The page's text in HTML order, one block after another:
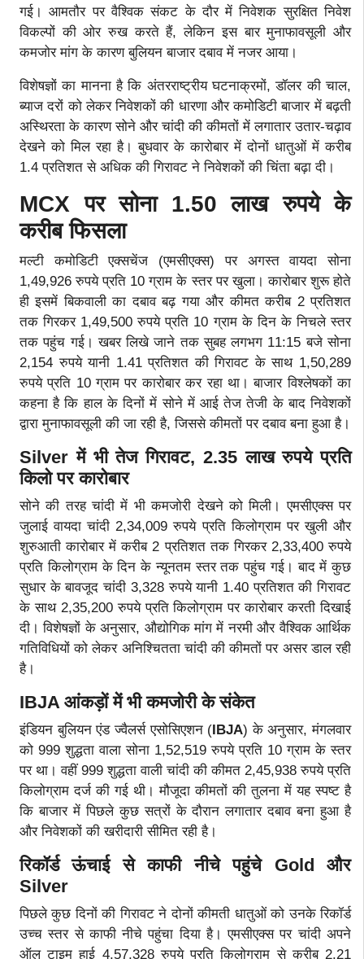
गई। आमतौर पर वैश्विक संकट के दौर में निवेशक सुरक्षित निवेश
विकल्पों की ओर रुख करते हैं, लेकिन इस बार मुनाफावसूली और
कमजोर मांग के कारण बुलियन बाजार दबाव में नजर आया।
विशेषज्ञों का मानना है कि अंतरराष्ट्रीय घटनाक्रमों, डॉलर की चाल,
ब्याज दरों को लेकर निवेशकों की धारणा और कमोडिटी बाजार में बढ़ती
अस्थिरता के कारण सोने और चांदी की कीमतों में लगातार उतार-चढ़ाव
देखने को मिल रहा है। बुधवार के कारोबार में दोनों धातुओं में करीब
1.4 प्रतिशत से अधिक की गिरावट ने निवेशकों की चिंता बढ़ा दी।
MCX पर सोना 1.50 लाख रुपये के
करीब फिसला
मल्टी कमोडिटी एक्सचेंज (एमसीएक्स) पर अगस्त वायदा सोना
1,49,926 रुपये प्रति 10 ग्राम के स्तर पर खुला। कारोबार शुरू होते
ही इसमें बिकवाली का दबाव बढ़ गया और कीमत करीब 2 प्रतिशत
तक गिरकर 1,49,500 रुपये प्रति 10 ग्राम के दिन के निचले स्तर
तक पहुंच गई। खबर लिखे जाने तक सुबह लगभग 11:15 बजे सोना
2,154 रुपये यानी 1.41 प्रतिशत की गिरावट के साथ 1,50,289
रुपये प्रति 10 ग्राम पर कारोबार कर रहा था। बाजार विश्लेषकों का
कहना है कि हाल के दिनों में सोने में आई तेज तेजी के बाद निवेशकों
द्वारा मुनाफावसूली की जा रही है, जिससे कीमतों पर दबाव बना हुआ है।
Silver में भी तेज गिरावट, 2.35 लाख रुपये प्रति
किलो पर कारोबार
सोने की तरह चांदी में भी कमजोरी देखने को मिली। एमसीएक्स पर
जुलाई वायदा चांदी 2,34,009 रुपये प्रति किलोग्राम पर खुली और
शुरुआती कारोबार में करीब 2 प्रतिशत तक गिरकर 2,33,400 रुपये
प्रति किलोग्राम के दिन के न्यूनतम स्तर तक पहुंच गई। बाद में कुछ
सुधार के बावजूद चांदी 3,328 रुपये यानी 1.40 प्रतिशत की गिरावट
के साथ 2,35,200 रुपये प्रति किलोग्राम पर कारोबार करती दिखाई
दी। विशेषज्ञों के अनुसार, औद्योगिक मांग में नरमी और वैश्विक आर्थिक
गतिविधियों को लेकर अनिश्चितता चांदी की कीमतों पर असर डाल रही
है।
IBJA आंकड़ों में भी कमजोरी के संकेत
इंडियन बुलियन एंड ज्वैलर्स एसोसिएशन (IBJA) के अनुसार, मंगलवार
को 999 शुद्धता वाला सोना 1,52,519 रुपये प्रति 10 ग्राम के स्तर
पर था। वहीं 999 शुद्धता वाली चांदी की कीमत 2,45,938 रुपये प्रति
किलोग्राम दर्ज की गई थी। मौजूदा कीमतों की तुलना में यह स्पष्ट है
कि बाजार में पिछले कुछ सत्रों के दौरान लगातार दबाव बना हुआ है
और निवेशकों की खरीदारी सीमित रही है।
रिकॉर्ड ऊंचाई से काफी नीचे पहुंचे Gold और
Silver
पिछले कुछ दिनों की गिरावट ने दोनों कीमती धातुओं को उनके रिकॉर्ड
उच्च स्तर से काफी नीचे पहुंचा दिया है। एमसीएक्स पर चांदी अपने
ऑल टाइम हाई 4,57,328 रुपये प्रति किलोग्राम से करीब 2.21